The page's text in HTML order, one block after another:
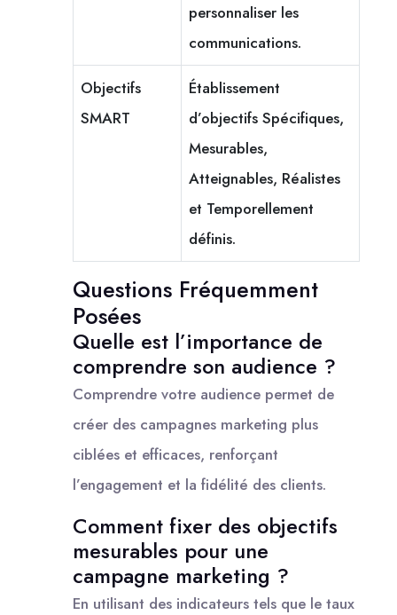
personnaliser les
communications.
Objectifs
SMART
Établissement
d’objectifs Spécifiques,
Mesurables,
Atteignables, Réalistes
et Temporellement
définis.
Questions Fréquemment
Posées
Quelle est l’importance de
comprendre son audience ?
Comprendre votre audience permet de
créer des campagnes marketing plus
ciblées et efficaces, renforçant
l’engagement et la fidélité des clients.
Comment fixer des objectifs
mesurables pour une
campagne marketing ?
En utilisant des indicateurs tels que le taux